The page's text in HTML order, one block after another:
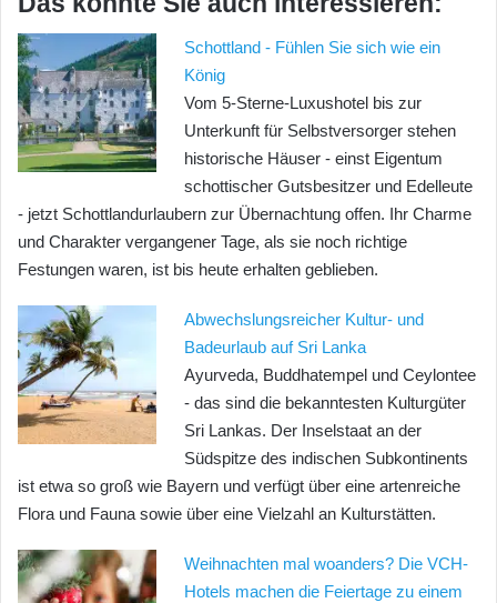
Schottland - Fühlen Sie sich wie ein
König
Vom 5-Sterne-Luxushotel bis zur
Unterkunft für Selbstversorger stehen
historische Häuser - einst Eigentum
schottischer Gutsbesitzer und Edelleute
- jetzt Schottlandurlaubern zur Übernachtung offen. Ihr Charme
und Charakter vergangener Tage, als sie noch richtige
Festungen waren, ist bis heute erhalten geblieben.
Abwechslungsreicher Kultur- und
Badeurlaub auf Sri Lanka
Ayurveda, Buddhatempel und Ceylontee
- das sind die bekanntesten Kulturgüter
Sri Lankas. Der Inselstaat an der
Südspitze des indischen Subkontinents
ist etwa so groß wie Bayern und verfügt über eine artenreiche
Flora und Fauna sowie über eine Vielzahl an Kulturstätten.
Weihnachten mal woanders? Die VCH-
Hotels machen die Feiertage zu einem